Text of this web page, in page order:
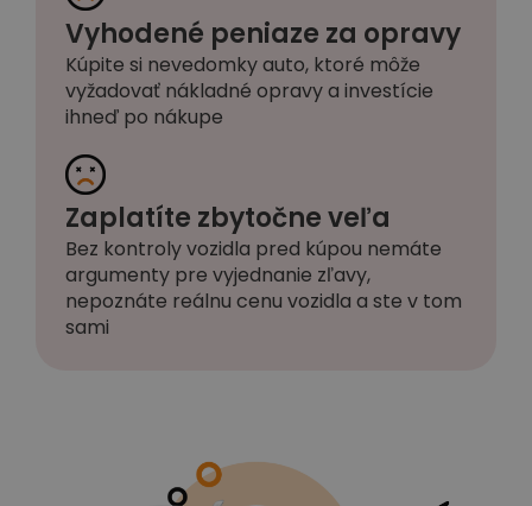
Vyhodené peniaze za opravy
Kúpite si nevedomky auto, ktoré môže
vyžadovať nákladné opravy a investície
ihneď po nákupe
Zaplatíte zbytočne veľa
Bez kontroly vozidla pred kúpou nemáte
argumenty pre vyjednanie zľavy,
nepoznáte reálnu cenu vozidla a ste v tom
sami